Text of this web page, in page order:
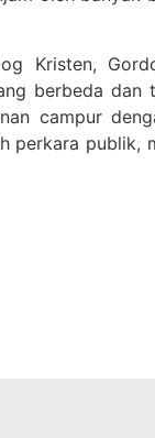
Kristen,
berbeda
campur
perkara